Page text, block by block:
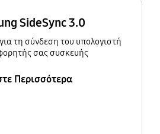
SideSync 3.0
τη σύνδεση του υπολογιστή
σας συσκευής
Περισσότερα